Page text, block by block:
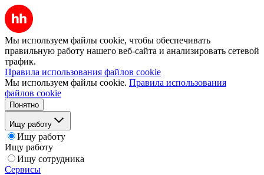
Мы используем файлы cookie, чтобы обеспечивать
правильную работу нашего веб-сайта и анализировать сетевой
трафик.
Правила использования файлов cookie
Мы используем файлы cookie. Правила использования
файлов cookie
Понятно
Ищу работу
Ищу работу
Ищу работу
Ищу сотрудника
Сервисы